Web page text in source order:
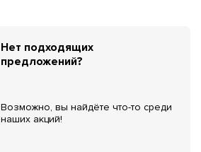
Нет подходящих
предложений?
Возможно, вы найдёте что-то среди
наших акций!